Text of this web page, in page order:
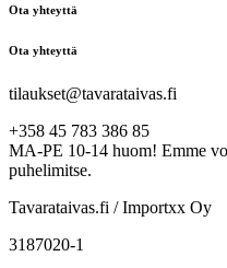
Ota yhteyttä
Ota yhteyttä
tilaukset@tavarataivas.fi
+358 45 783 386 85
MA-PE 10-14 huom! Emme
puhelimitse.
Tavarataivas.fi / Importxx Oy
3187020-1